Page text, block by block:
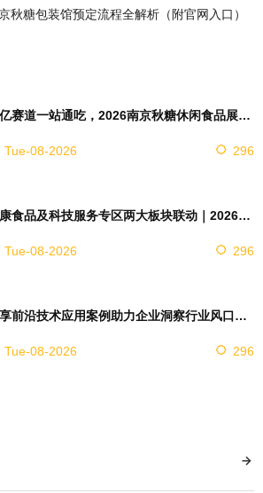
秋糖包装馆预定流程全解析（附官网入口）
万亿赛道一站通吃，2026南京秋糖休闲食品展区4万㎡超大展馆等你来占位
Tue-08-2026 296
健康食品及科技服务专区两大板块联动｜2026南京秋糖实现双向赋能助力企业对接技术资源
Tue-08-2026 296
分享前沿技术应用案例助力企业洞察行业风口，2026南京秋糖9号馆赋能创新
Tue-08-2026 296